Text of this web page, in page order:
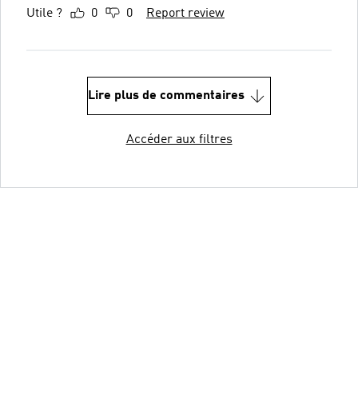
Utile ? 0 0 Report review
Lire plus de commentaires
Accéder aux filtres